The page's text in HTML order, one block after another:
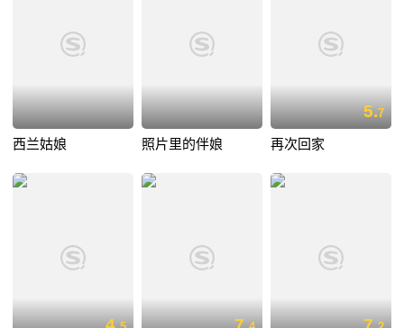
西兰姑娘 照片里的伴娘
5.7
再次回家